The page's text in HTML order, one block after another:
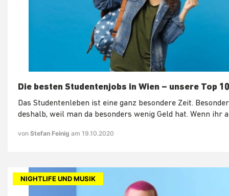
Die besten Studentenjobs in Wien – unsere Top 10
Das Studentenleben ist eine ganz besondere Zeit.
deshalb, weil man da besonders wenig Geld hat. Wenn ihr
von Stefan Feinig am 19.10.2020
NIGHTLIFE UND MUSIK